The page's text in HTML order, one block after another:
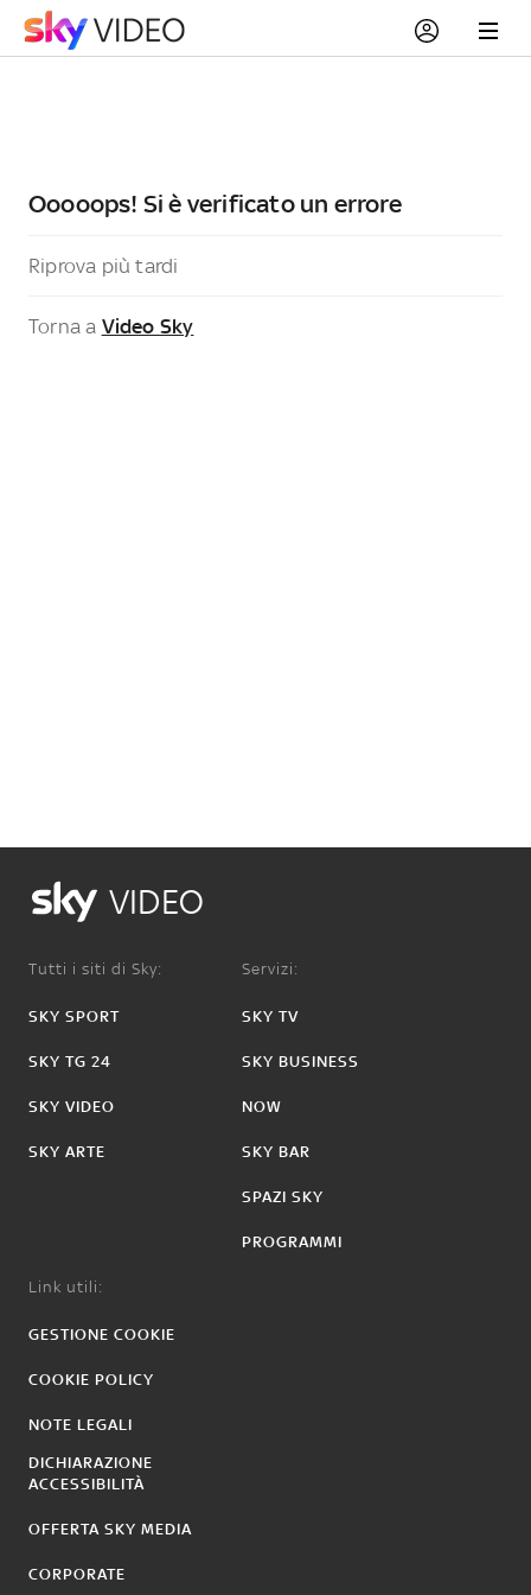
Ooooops! Si è verificato un errore
Riprova più tardi
Torna a Video Sky
VIDEO
Tutti i siti di Sky:
SKY SPORT
SKY TG 24
SKY VIDEO
SKY ARTE
Servizi:
SKY TV
SKY BUSINESS
NOW
SKY BAR
SPAZI SKY
PROGRAMMI
Link utili:
GESTIONE COOKIE
COOKIE POLICY
NOTE LEGALI
DICHIARAZIONE
ACCESSIBILITÀ
OFFERTA SKY MEDIA
CORPORATE